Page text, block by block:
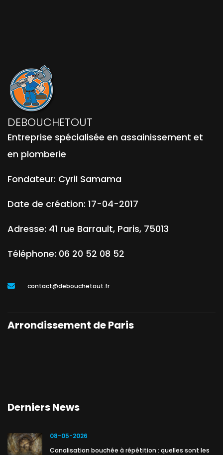
DEBOUCHETOUT
Entreprise spécialisée en assainissement et
en plomberie
Fondateur: Cyril Samama
Date de création: 17-04-2017
Adresse: 41 rue Barrault, Paris, 75013
Téléphone: 06 20 52 08 52
contact@debouchetout.fr
Arrondissement de Paris
Derniers News
08-05-2026
Canalisation bouchée à répétition : quelles sont les